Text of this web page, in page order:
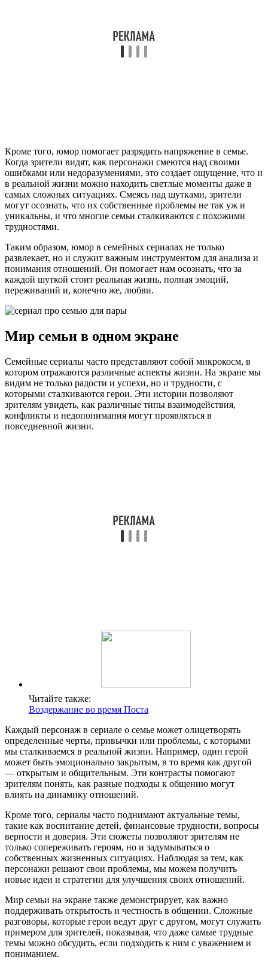
Кроме того, юмор помогает разрядить напряжение в семье.
Когда зрители видят, как персонажи смеются над своими
ошибками или недоразумениями, это создает ощущение, что и
в реальной жизни можно находить светлые моменты даже в
самых сложных ситуациях. Смеясь над шутками, зрители
могут осознать, что их собственные проблемы не так уж и
уникальны, и что многие семьи сталкиваются с похожими
трудностями.
Таким образом, юмор в семейных сериалах не только
развлекает, но и служит важным инструментом для анализа и
понимания отношений. Он помогает нам осознать, что за
каждой шуткой стоит реальная жизнь, полная эмоций,
переживаний и, конечно же, любви.
Мир семьи в одном экране
Семейные сериалы часто представляют собой микрокосм, в
котором отражаются различные аспекты жизни. На экране мы
видим не только радости и успехи, но и трудности, с
которыми сталкиваются герои. Эти истории позволяют
зрителям увидеть, как различные типы взаимодействия,
конфликты и недопонимания могут проявляться в
повседневной жизни.
Читайте также:
Воздержание во время Поста
Каждый персонаж в сериале о семье может олицетворять
определенные черты, привычки или проблемы, с которыми
мы сталкиваемся в реальной жизни. Например, один герой
может быть эмоционально закрытым, в то время как другой
— открытым и общительным. Эти контрасты помогают
зрителям понять, как разные подходы к общению могут
влиять на динамику отношений.
Кроме того, сериалы часто поднимают актуальные темы,
такие как воспитание детей, финансовые трудности, вопросы
верности и доверия. Эти сюжеты позволяют зрителям не
только сопереживать героям, но и задумываться о
собственных жизненных ситуациях. Наблюдая за тем, как
персонажи решают свои проблемы, мы можем получить
новые идеи и стратегии для улучшения своих отношений.
Мир семьи на экране также демонстрирует, как важно
поддерживать открытость и честность в общении. Сложные
разговоры, которые герои ведут друг с другом, могут служить
примером для зрителей, показывая, что даже самые трудные
темы можно обсудить, если подходить к ним с уважением и
пониманием.